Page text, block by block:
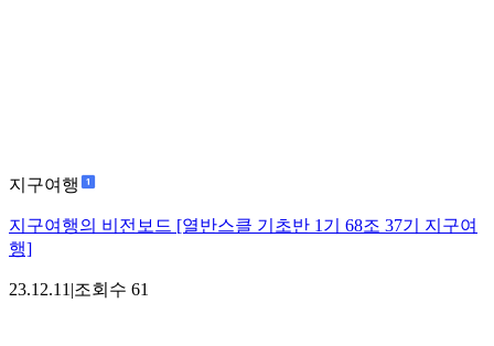
지구여행
지구여행의 비전보드 [열반스클 기초반 1기 68조 37기 지구여
행]
23.12.11 |조회수 61